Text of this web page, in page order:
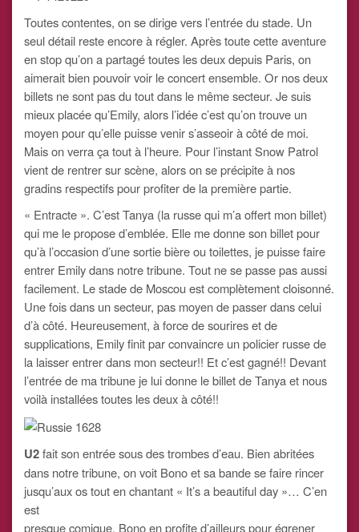
Toutes contentes, on se dirige vers l’entrée du stade. Un
seul détail reste encore à régler. Après toute cette aventure
en stop qu’on a partagé toutes les deux depuis Paris, on
aimerait bien pouvoir voir le concert ensemble. Or nos deux
billets ne sont pas du tout dans le même secteur. Je suis
mieux placée qu’Emily, alors l’idée c’est qu’on trouve un
moyen pour qu’elle puisse venir s’asseoir à côté de moi.
Mais on verra ça tout à l’heure. Pour l’instant Snow Patrol
vient de rentrer sur scène, alors on se précipite à nos
gradins respectifs pour profiter de la première partie.
« Entracte ». C’est Tanya (la russe qui m’a offert mon billet)
qui me le propose d’emblée. Elle me donne son billet pour
qu’à l’occasion d’une sortie bière ou toilettes, je puisse faire
entrer Emily dans notre tribune. Tout ne se passe pas aussi
facilement. Le stade de Moscou est complètement cloisonné.
Une fois dans un secteur, pas moyen de passer dans celui
d’à côté. Heureusement, à force de sourires et de
supplications, Emily finit par convaincre un policier russe de
la laisser entrer dans mon secteur!! Et c’est gagné!! Devant
l’entrée de ma tribune je lui donne le billet de Tanya et nous
voilà installées toutes les deux à côté!!
U2fait son entrée sous des trombes d’eau. Bien abritées
dans notre tribune, on voit Bono et sa bande se faire rincer
jusqu’aux os tout en chantant « It’s a beautiful day »… C’en
est
presque comique. Bono en profite d’ailleurs pour égrener